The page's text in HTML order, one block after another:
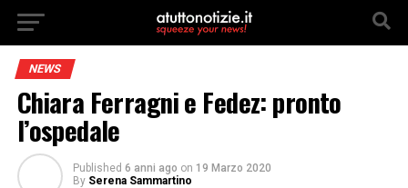
NEWS
Chiara Ferragni e Fedez: pronto
l’ospedale
Published 6 anni ago on 19 Marzo 2020
By Serena Sammartino